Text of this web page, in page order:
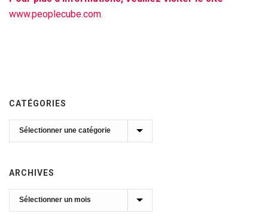
www.peoplecube.com.
CATÉGORIES
Catégories
ARCHIVES
Archives